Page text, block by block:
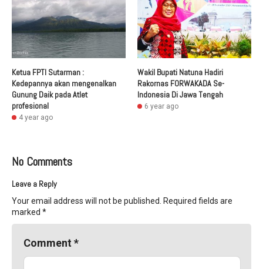
Ketua FPTI Sutarman :
Kedepannya akan mengenalkan
Gunung Daik pada Atlet
profesional
4 year ago
Wakil Bupati Natuna Hadiri
Rakornas FORWAKADA Se-
Indonesia Di Jawa Tengah
6 year ago
No Comments
Leave a Reply
Your email address will not be published.
Required fields are
marked *
Comment *